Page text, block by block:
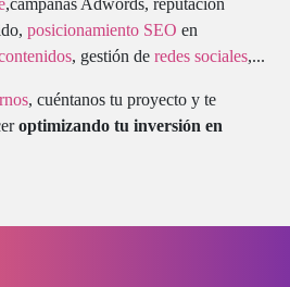
,campañas Adwords, reputación
posicionamiento SEO en
, gestión de redes sociales,...
, cuéntanos tu proyecto y te
optimizando tu inversión en